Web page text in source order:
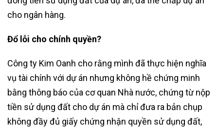
cho ngân hàng.
Đổ lỗi cho chính quyền?
Công ty Kim Oanh cho rằng mình đã thực hiện nghĩa
vụ tài chính với dự án nhưng không hề chứng minh
bằng thông báo của cơ quan Nhà nước, chứng từ nộp
tiền sử dụng đất cho dự án mà chỉ đưa ra bản chụp
không đầy đủ giấy chứng nhận quyền sử dụng đất,